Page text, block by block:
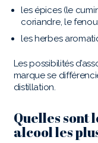
les épices (le
coriandre, le
les herbes
Les possibilités
marque se
distillation.
Quelles sont
alcool les